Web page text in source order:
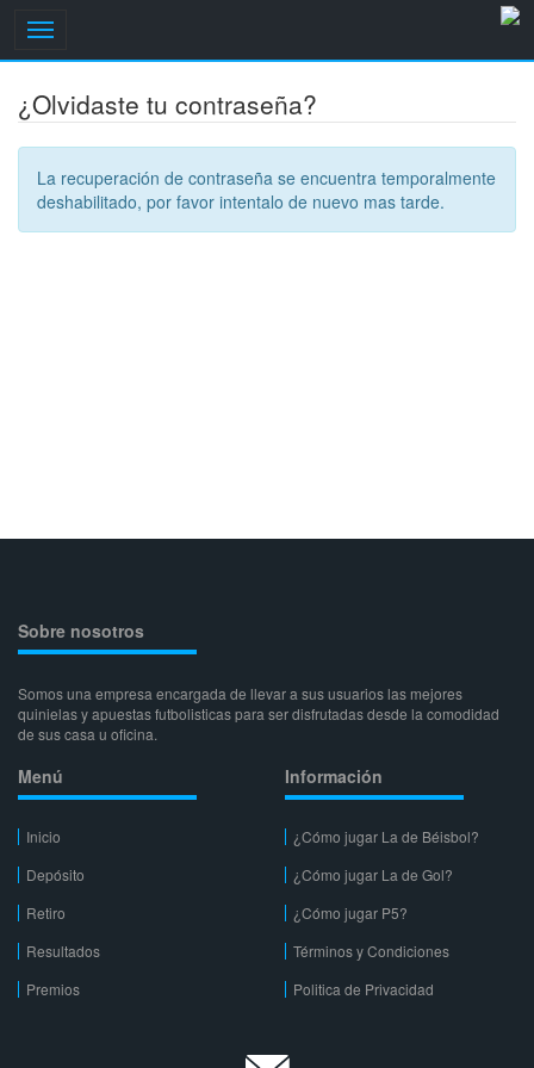
Toggle
navigation
¿Olvidaste tu contraseña?
La recuperación de contraseña se encuentra temporalmente
deshabilitado, por favor intentalo de nuevo mas tarde.
Sobre nosotros
Somos una empresa encargada de llevar a sus usuarios las mejores
quinielas y apuestas futbolisticas para ser disfrutadas desde la comodidad
de sus casa u oficina.
Menú
Inicio
Depósito
Retiro
Resultados
Premios
Información
¿Cómo jugar La de Béisbol?
¿Cómo jugar La de Gol?
¿Cómo jugar P5?
Términos y Condiciones
Politica de Privacidad